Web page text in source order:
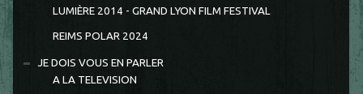
LUMIÈRE 2014 - GRAND LYON FILM FESTIVAL
REIMS POLAR 2024
JE DOIS VOUS EN PARLER
A LA TELEVISION